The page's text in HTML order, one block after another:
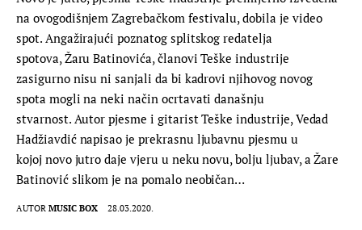
na ovogodišnjem Zagrebačkom festivalu, dobila je video
spot. Angažirajući poznatog splitskog redatelja
spotova, Žaru Batinovića, članovi Teške industrije
zasigurno nisu ni sanjali da bi kadrovi njihovog novog
spota mogli na neki način ocrtavati današnju
stvarnost. Autor pjesme i gitarist Teške industrije, Vedad
Hadžiavdić napisao je prekrasnu ljubavnu pjesmu u
kojoj novo jutro daje vjeru u neku novu, bolju ljubav, a Žare
Batinović slikom je na pomalo neobičan…
AUTOR MUSIC BOX 28.03.2020.